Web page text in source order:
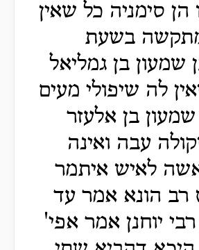
הן סימניה כל שאין
בשעת
שמעון בן גמליאל
לה שיפולי מעים
בן אלעזר
עבה ואינה
אשה לאיש איתמר
רב הונא אמר עד
יוחנן אמר אפי'